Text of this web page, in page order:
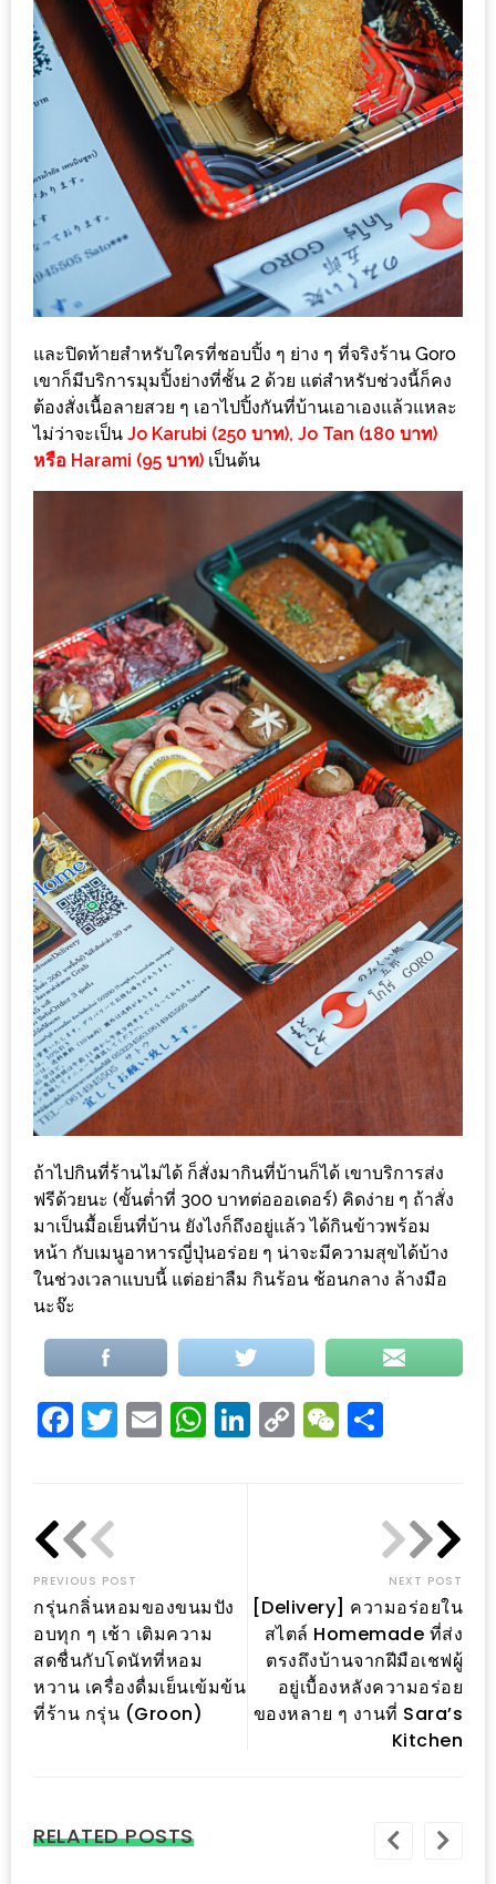
NEW
FACEBOOK
TIMELINE
POLICY
OKTOBERFEST
ครั้ง
ที่
เทศกาล
เบียร์
ที่
ใหญ่
ที่สุด
ใน
แรม
ฮอ
ลิ
เดย์
อินน์
เชียงใหม่
PANDA
TIME
:
ทำไม
เรา
ทำ
อาหาร
ทาน
เอง?
SHOP
TOP
10
รีวิว
ร้าน
ที่
เข้า
ชม
มาก
ปี
กิจกรรม
ชิง
รางวัล
กับ
อ้วน
และปิดท้ายสำหรับใครที่ชอบปิ้ง ๆ ย่าง ๆ ที่จริงร้าน Goro
เขาก็มีบริการมุมปิ้งย่างที่ชั้น 2 ด้วย แต่สำหรับช่วงนี้ก็คง
ต้องสั่งเนื้อลายสวย ๆ เอาไปปิ้งกันที่บ้านเอาเองแล้วแหละ
ไม่ว่าจะเป็น Jo Karubi (250 บาท), Jo Tan (180 บาท)
หรือ Harami (95 บาท) เป็นต้น
ถ้าไปกินที่ร้านไม่ได้ ก็สั่งมากินที่บ้านก็ได้ เขาบริการส่ง
ฟรีด้วยนะ (ขั้นต่ำที่ 300 บาทต่อออเดอร์) คิดง่าย ๆ ถ้าสั่ง
มาเป็นมื้อเย็นที่บ้าน ยังไงก็ถึงอยู่แล้ว ได้กินข้าวพร้อม
หน้า กับเมนูอาหารญี่ปุ่นอร่อย ๆ น่าจะมีความสุขได้บ้าง
ในช่วงเวลาแบบนี้ แต่อย่าลืม กินร้อน ช้อนกลาง ล้างมือ
นะจ๊ะ
Facebook
Twitter
EmailWhatsApp
LinkedIn
CopyWeChat
PREVIOUS POST
กรุ่นกลิ่นหอมของขนมปัง
อบทุก ๆ เช้า เติมความ
สดชื่นกับโดนัทที่หอม
หวาน เครื่องดื่มเย็นเข้มข้น
ที่ร้าน กรุ่น (Groon)
NEXT POST
[Delivery] ความอร่อยใน
สไตล์ Homemade ที่ส่ง
ตรงถึงบ้านจากฝีมือเชฟผู้
อยู่เบื้องหลังความอร่อย
ของหลาย ๆ งานที่ Sara’s
Kitchen
RELATED POSTS